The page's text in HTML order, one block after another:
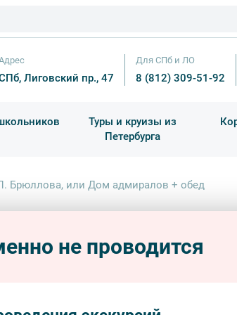
Лиговский пр., 47
Для СПб и ЛО
8 (812) 309-51-92
Туры и круизы из
Петербурга
Брюллова, или Дом адмиралов + обед
адмиралов +
не проводится